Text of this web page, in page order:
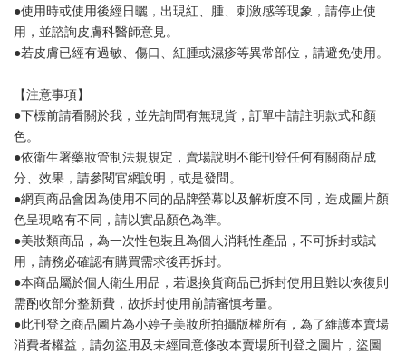
●使用時或使用後經日曬，出現紅、腫、刺激感等現象，請停止使
用，並諮詢皮膚科醫師意見。
●若皮膚已經有過敏、傷口、紅腫或濕疹等異常部位，請避免使用。
【注意事項】
●下標前請看關於我，並先詢問有無現貨，訂單中請註明款式和顏
色。
●依衛生署藥妝管制法規規定，賣場說明不能刊登任何有關商品成
分、效果，請參閱官網說明，或是發問。
●網頁商品會因為使用不同的品牌螢幕以及解析度不同，造成圖片顏
色呈現略有不同，請以實品顏色為準。
●美妝類商品，為一次性包裝且為個人消耗性產品，不可拆封或試
用，請務必確認有購買需求後再拆封。
●本商品屬於個人衛生用品，若退換貨商品已拆封使用且難以恢復則
需酌收部分整新費，故拆封使用前請審慎考量。
●此刊登之商品圖片為小婷子美妝所拍攝版權所有，為了維護本賣場
消費者權益，請勿盜用及未經同意修改本賣場所刊登之圖片，盜圖